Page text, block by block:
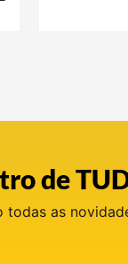
de
todas as